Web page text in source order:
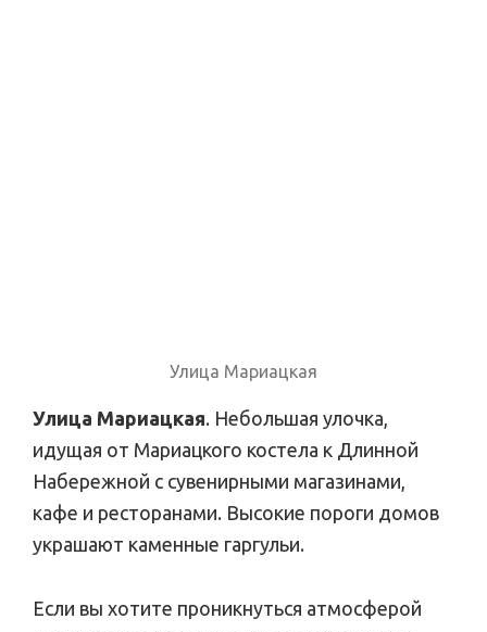
Улица Мариацкая
Улица Мариацкая. Небольшая улочка,
идущая от Мариацкого костела к Длинной
Набережной c сувенирными магазинами,
кафе и ресторанами. Высокие пороги домов
украшают каменные гаргульи.
Если вы хотите проникнуться атмосферой